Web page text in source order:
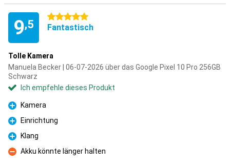
9,5
5 Sterne
Fantastisch
Tolle Kamera
Manuela Becker | 06-07-2026 über das Google Pixel 10 Pro 256GB
Schwarz
Ich empfehle dieses Produkt
Pro
Kamera
Pro
Einrichtung
Pro
Klang
Kontra
Akku könnte länger halten